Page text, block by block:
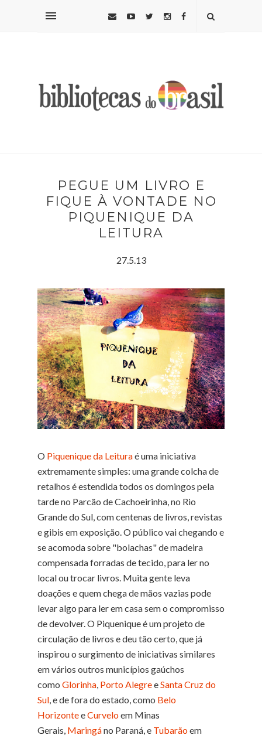
PEGUE UM LIVRO E
FIQUE À VONTADE NO
PIQUENIQUE DA
LEITURA
27.5.13
O Piquenique da Leituraé uma iniciativa
extremamente simples: uma grande colcha de
retalhos é estendida todos os domingos pela
tarde no Parcão de Cachoeirinha, no Rio
Grande do Sul, com centenas de livros, revistas
e gibis em exposição. O público vai chegando e
se acomoda sobre "bolachas" de madeira
compensada forradas de tecido, para ler no
local ou trocar livros. Muita gente leva
doações e quem chega de mãos vazias pode
levar algo para ler em casa sem o compromisso
de devolver. O Piquenique é um projeto de
circulação de livros e deu tão certo, que já
inspirou o surgimento de iniciativas similares
em vários outros municípios gaúchos
como Glorinha, Porto AlegreeSanta Cruz do
Sul, e de fora do estado, como Belo
HorizonteeCurveloem Minas
Gerais, Maringáno Paraná, e Tubarãoem